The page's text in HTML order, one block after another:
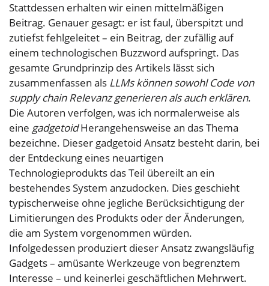
Stattdessen erhalten wir einen mittelmäßigen
Beitrag. Genauer gesagt: er ist faul, überspitzt und
zutiefst fehlgeleitet – ein Beitrag, der zufällig auf
einem technologischen Buzzword aufspringt. Das
gesamte Grundprinzip des Artikels lässt sich
zusammenfassen als LLMs können sowohl Code von
supply chain Relevanz generieren als auch erklären.
Die Autoren verfolgen, was ich normalerweise als
eine gadgetoidHerangehensweise an das Thema
bezeichne. Dieser gadgetoid Ansatz besteht darin, bei
der Entdeckung eines neuartigen
Technologieprodukts das Teil übereilt an ein
bestehendes System anzudocken. Dies geschieht
typischerweise ohne jegliche Berücksichtigung der
Limitierungen des Produkts oder der Änderungen,
die am System vorgenommen würden.
Infolgedessen produziert dieser Ansatz zwangsläufig
Gadgets – amüsante Werkzeuge von begrenztem
Interesse – und keinerlei geschäftlichen Mehrwert.